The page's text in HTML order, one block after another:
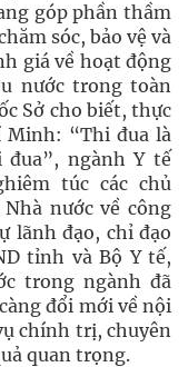
góp phần thầm
sóc, bảo vệ và
giá về hoạt động
nước trong toàn
Sở cho biết, thực
Minh: “Thi đua là
ngành Y tế
túc các chủ
nước về công
lãnh đạo, chỉ đạo
tỉnh và Bộ Y tế,
trong ngành đã
đổi mới về nội
chính trị, chuyên
quan trọng.